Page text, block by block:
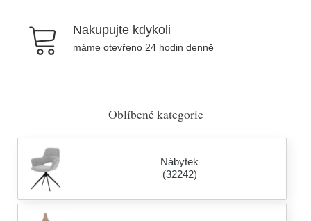
Nakupujte kdykoli
máme otevřeno 24 hodin denně
Oblíbené kategorie
Nábytek
(32242)